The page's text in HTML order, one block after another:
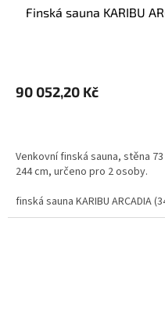
finská sauna KARIBU
90 052,20 Kč
Venkovní finská sauna, stěna
244 cm, určeno pro 2 osoby.
finská sauna KARIBU ARCADIA